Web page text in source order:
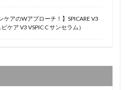
ケアのWアプローチ！】SPICARE V3
ケア V3 VSPIC C サンセラム）